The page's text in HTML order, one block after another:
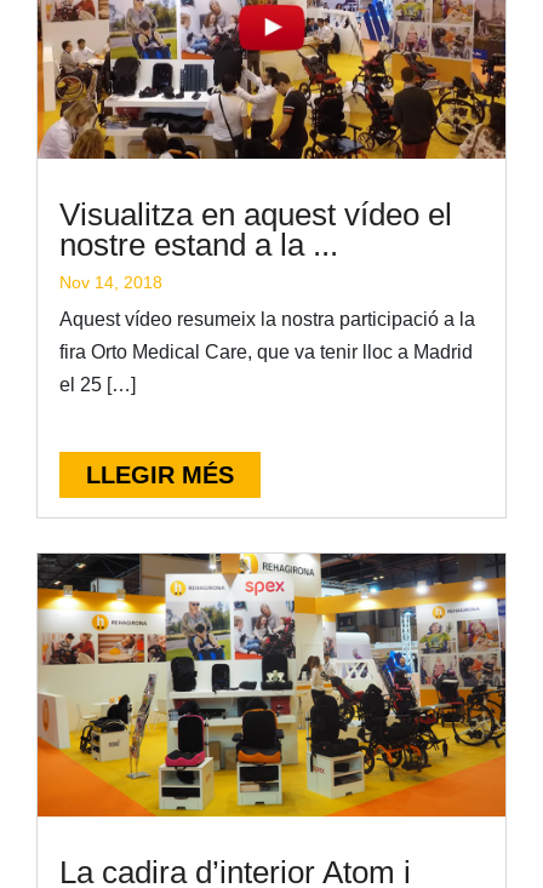
Visualitza en aquest vídeo el
nostre estand a la ...
Nov 14, 2018
Aquest vídeo resumeix la nostra participació a la
fira Orto Medical Care, que va tenir lloc a Madrid
el 25 […]
LLEGIR MÉS
La cadira d’interior Atom i